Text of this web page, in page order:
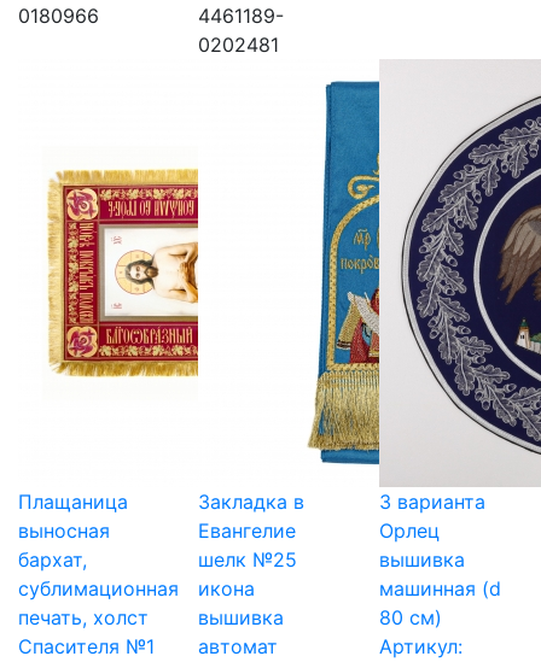
0180966
4461189-
0202481
Плащаница
выносная
бархат,
сублимационная
печать, холст
Спасителя №1
Закладка в
Евангелие
шелк №25
икона
вышивка
автомат
3 варианта
Орлец
вышивка
машинная (d
80 см)
Артикул: